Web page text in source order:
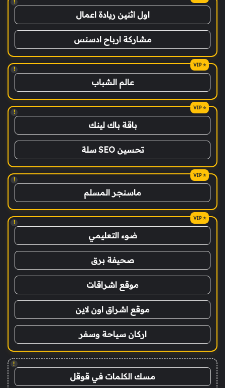
!
اول اثنين ريادة اعمال
مشاركة ارباح ادسنس
!
عالم الشباب
!
باقة باك لينك
تحسين SEO سلة
!
ماسنجر المسلم
!
ضوء التعليمي
صحيفة برق
موقع اشراقات
موقع اشراق اون لاين
اركان سياحة وسفر
!
مسك الكلمات في قوقل